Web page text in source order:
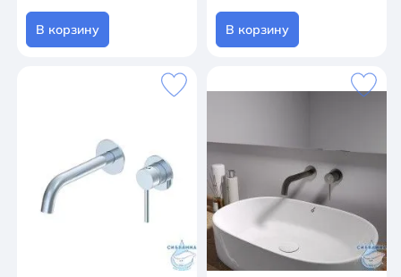
В корзину В корзину